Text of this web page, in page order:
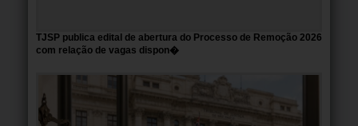
TJSP publica edital de abertura do Processo de Remoção 2026
com relação de vagas dispon�